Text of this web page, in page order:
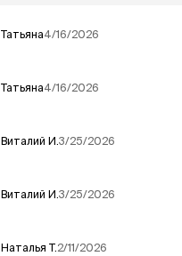
Татьяна4/16/2026
Татьяна4/16/2026
Виталий И. 3/25/2026
Виталий И. 3/25/2026
Наталья Т. 2/11/2026